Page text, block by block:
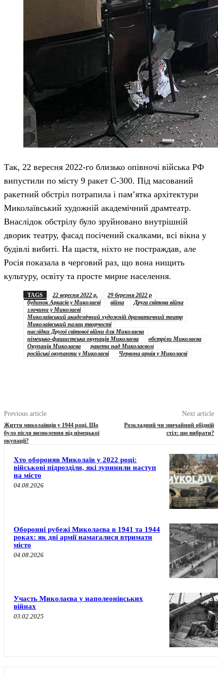
Так, 22 вересня 2022-го близько опівночі війська РФ
випустили по місту 9 ракет С-300. Під масований
ракетний обстріл потрапила і пам’ятка архітектури
Миколаївський художній академічний драмтеатр.
Внаслідок обстрілу було зруйновано внутрішній
дворик театру, фасад посічений скалками, всі вікна у
будівлі вибиті. На щастя, ніхто не постраждав, але
Росія показала в черговий раз, що вона нищить
культуру, освіту та просте мирне населення.
TAGS 22 вересня 2022 р.
29 березня 2022 р
будинок Аркасів у Миколаєві
війна
Друга світова війна
злочини у Миколаєві
Миколаївський академічний художній драматичний театр
Миколаївський палац творчості
наслідки Другої світової війни для Миколаєва
німецько-фашистська окупація Миколаєва
обстріли Миколаєва
Окупація Миколаєва
ракети над Миколаєвом
російські окупанти у Миколаєві
Червона армія у Миколаєві
Previous article
Життя миколаївців у 1944 році. Що
було після визволення від німецької
окупації?
Next article
Розкладний чи звичайний обідній
стіл: що вибрати?
Хто обороняв Миколаїв у 2022 році:
військові підрозділи, які зупинили наступ
на місто
04.08.2026
Оборонні рубежі Миколаєва в 1941 та 1944
роках: як дві армії намагалися втримати
місто
04.08.2026
Участь Миколаєва у наполеонівських
війнах
03.02.2025